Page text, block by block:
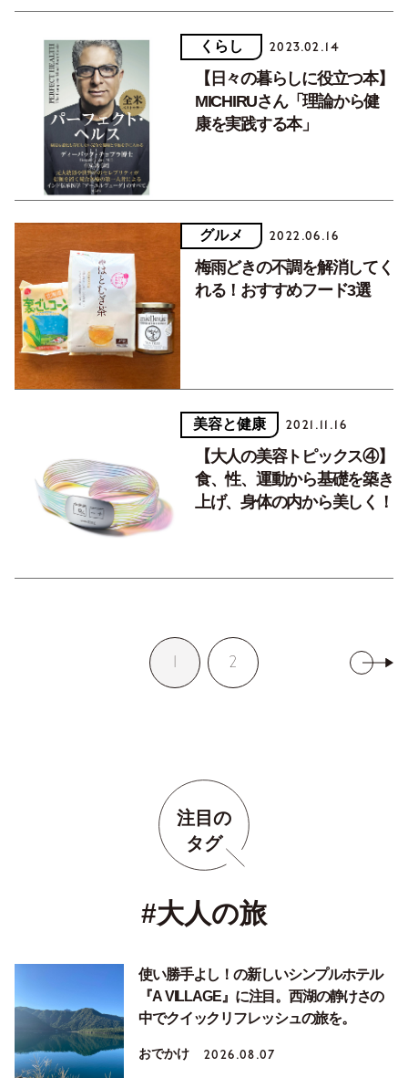
くらし 2023.02.14
【日々の暮らしに役立つ本】
MICHIRUさん「理論から健
康を実践する本」
グルメ 2022.06.16
梅雨どきの不調を解消してく
れる！おすすめフード3選
美容と健康 2021.11.16
【大人の美容トピックス④】
食、性、運動から基礎を築き
上げ、身体の内から美しく！
2
注目の
タグ
#大人の旅
使い勝手よし！の新しいシンプルホテル
『A VILLAGE』に注目。西湖の静けさの
中でクイックリフレッシュの旅を。
おでかけ 2026.08.07